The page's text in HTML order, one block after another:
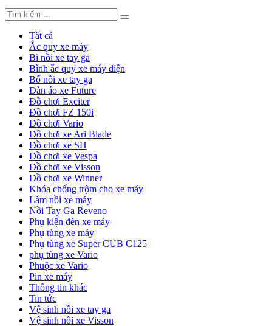
Tất cả
Ắc quy xe máy
Bi nồi xe tay ga
Bình ắc quy xe máy điện
Bố nồi xe tay ga
Dàn áo xe Future
Đồ chơi Exciter
Đồ chơi FZ 150i
Đồ chơi Vario
Đồ chơi xe Ari Blade
Đồ chơi xe SH
Đồ chơi xe Vespa
Đồ chơi xe Visson
Đồ chơi xe Winner
Khóa chống trộm cho xe máy
Làm nồi xe máy
Nồi Tay Ga Reveno
Phụ kiện đèn xe máy
Phụ tùng xe máy
Phụ tùng xe Super CUB C125
phụ tùng xe Vario
Phuộc xe Vario
Pin xe máy
Thông tin khác
Tin tức
Vệ sinh nồi xe tay ga
Vệ sinh nồi xe Visson